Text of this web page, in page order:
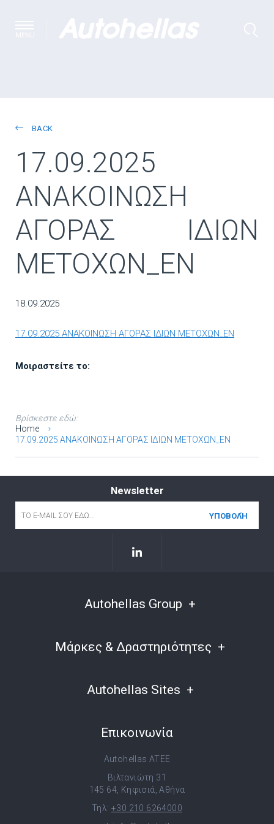
BACK
17.09.2025
ΑΝΑΚΟΙΝΩΣΗ
ΑΓΟΡΑΣ ΙΔΙΩΝ
ΜΕΤΟΧΩΝ_EN
18.09.2025
17.09.2025 ΑΝΑΚΟΙΝΩΣΗ ΑΓΟΡΑΣ ΙΔΙΩΝ ΜΕΤΟΧΩΝ_EN
Μοιραστείτε το:
Βρίσκεστε εδώ:
Home
17.09.2025 ΑΝΑΚΟΙΝΩΣΗ ΑΓΟΡΑΣ ΙΔΙΩΝ ΜΕΤΟΧΩΝ_EN
Newsletter
Autohellas Group
Μάρκες & Δραστηριότητες
Autohellas Sites
Επικοινωνία
Autohellas ATEE
Βιλτανιώτη 31
145 64, Κηφισιά, Αθήνα
Τηλ: +30 210 6264000